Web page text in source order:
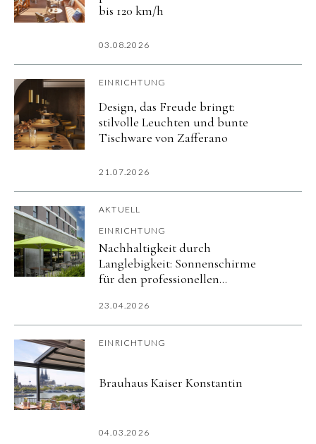
bis 120 km/h
03.08.2026
EINRICHTUNG
Design, das Freude bringt:
stilvolle Leuchten und bunte
Tischware von Zafferano
21.07.2026
AKTUELL
EINRICHTUNG
Nachhaltigkeit durch
Langlebigkeit: Sonnenschirme
für den professionellen
23.04.2026
EINRICHTUNG
Brauhaus Kaiser Konstantin
04.03.2026